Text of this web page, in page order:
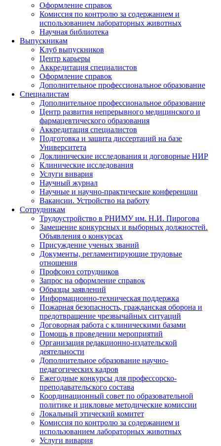
Оформление справок
Комиссия по контролю за содержанием и
использованием лабораторных животных
Научная библиотека
Выпускникам
Клуб выпускников
Центр карьеры
Аккредитация специалистов
Оформление справок
Дополнительное профессиональное образование
Специалистам
Дополнительное профессиональное образование
Центр развития непрерывного медицинского и
фармацевтического образования
Аккредитация специалистов
Подготовка и защита диссертаций на базе
Университета
Доклинические исследования и договорные НИР
Клинические исследования
Услуги вивария
Научный журнал
Научные и научно-практические конференции
Вакансии. Устройство на работу
Сотрудникам
Трудоустройство в РНИМУ им. Н.И. Пирогова
Замещение конкурсных и выборных должностей.
Объявления о конкурсах
Присуждение ученых званий
Документы, регламентирующие трудовые
отношения
Профсоюз сотрудников
Запрос на оформление справок
Образцы заявлений
Информационно-техническая поддержка
Пожарная безопасность, гражданская оборона и
предотвращение чрезвычайных ситуаций
Договорная работа с клиническими базами
Помощь в проведении мероприятий
Организация редакционно-издательской
деятельности
Дополнительное образование научно-
педагогических кадров
Ежегодные конкурсы для профессорско-
преподавательского состава
Координационный совет по образовательной
политике и цикловые методические комиссии
Локальный этический комитет
Комиссия по контролю за содержанием и
использованием лабораторных животных
Услуги вивария